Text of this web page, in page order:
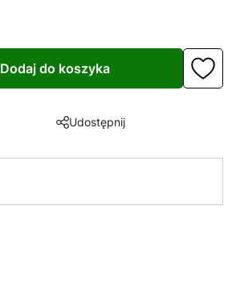
Dodaj do koszyka
Udostępnij